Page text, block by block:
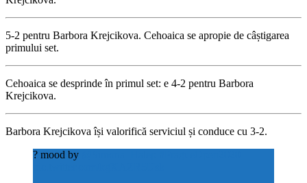
5-2 pentru Barbora Krejcikova. Cehoaica se apropie de câștigarea
primului set.
Cehoaica se desprinde în primul set: e 4-2 pentru Barbora
Krejcikova.
Barbora Krejcikova își valorifică serviciul și conduce cu 3-2.
? mood by